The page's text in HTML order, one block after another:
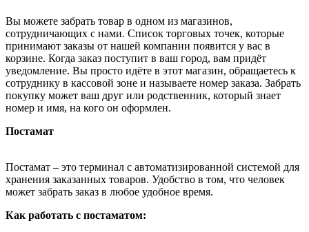
Вы можете забрать товар в одном из магазинов,
сотрудничающих с нами. Список торговых точек, которые
принимают заказы от нашей компании появится у вас в
корзине. Когда заказ поступит в ваш город, вам придёт
уведомление. Вы просто идёте в этот магазин, обращаетесь к
сотруднику в кассовой зоне и называете номер заказа. Забрать
покупку может ваш друг или родственник, который знает
номер и имя, на кого он оформлен.
Постамат
Постамат – это терминал с автоматизированной системой для
хранения заказанных товаров. Удобство в том, что человек
может забрать заказ в любое удобное время.
Как работать с постаматом: